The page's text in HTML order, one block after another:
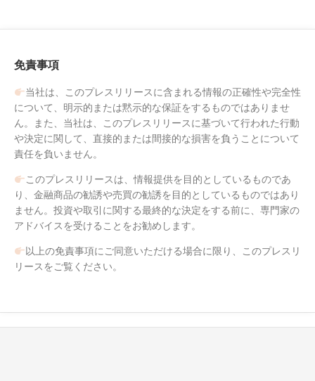
免責事項
当社は、このプレスリリースに含まれる情報の正確性や完全性
について、明示的または黙示的な保証をするものではありませ
ん。また、当社は、このプレスリリースに基づいて行われた行動
や決定に関して、直接的または間接的な損害を負うことについて
責任を負いません。
このプレスリリースは、情報提供を目的としているものであ
り、金融商品の勧誘や売買の勧誘を目的としているものではあり
ません。投資や取引に関する最終的な決定をする前に、専門家の
アドバイスを受けることをお勧めします。
以上の免責事項にご同意いただける場合に限り、このプレスリ
リースをご覧ください。